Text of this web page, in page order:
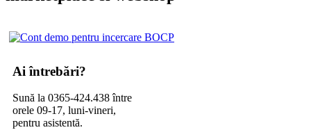
Ai întrebări?
Sună la 0365-424.438 între
orele 09-17, luni-vineri,
pentru asistentă.